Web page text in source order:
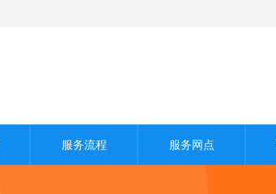
服务流程 服务网点